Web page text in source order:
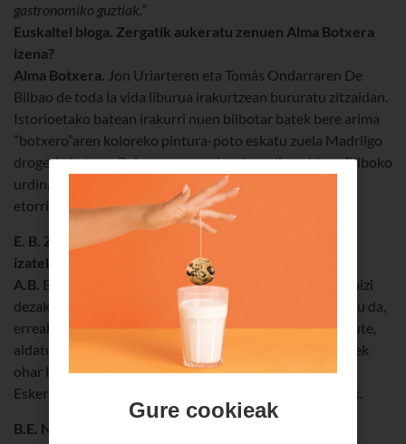
gastronomiko guztiak.”
Euskaltel bloga. Zergatik aukeratu zenuen Alma Botxera
izena?
Alma Botxera. Jon Uriarteren eta Tomás Ondarraren De
Bilbao de toda la vida liburua irakurtzean bururatu zitzaidan.
Istorioetako batean irakurri nuen bilbotar batek bere arima
“botxero”aren koloreko pintura-poto eskatu zuela Madrilgo
drogeria batean. Baina ez zuen edozein urdin nahi, ez, Bilboko
urdina baizik. Eta hori nahi nuen nik, gure hiriarekin bat
etorriko zen izen bat.
E. B. Zergatik ez duzu esaten nor zaren? Presiorik ez
izateko?
A.B. Ez nau kezkatzen presioak, baina edozein bezerok bizi
dezakeen egoeratik ahalik eta gertuen egon nahi dut, hau da,
errealitatetik ahalik eta gertuen. Nor naizen jakingo balute,
aldatu egin liteke tratua. Behin ikusi nuen zerbitzari batek
ohar bat zuela idatzita, “Oso ondo tratatu” zioena.
Eskertzekoa da, baina denentzat balio behar luke horrek.
B.E. Noiztik dago martxan bloga? Nola hasi zinen?
Gure cookieak